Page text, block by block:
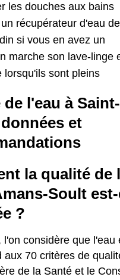
les douches aux bains
récupérateur d'eau
si vous en avez un
marche son lave-linge
lorsqu'ils sont pleins
de l'eau à
et
la qualité de
Soult
?
l'on considère que l'eau
aux 70 critères de
de la Santé et le